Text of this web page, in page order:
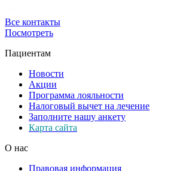
Все контакты
Посмотреть
Пациентам
Новости
Акции
Программа лояльности
Налоговый вычет на лечение
Заполните нашу анкету
Карта сайта
О нас
Правовая информация